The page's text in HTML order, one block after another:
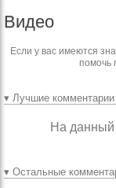
Видео
Если у вас имеются
помочь
▾ Лучшие комментарии
На
▾ Остальные